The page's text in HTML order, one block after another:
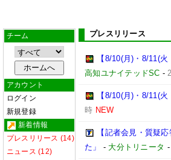
チーム
アカウント
ログイン
新規登録
新着情報
プレスリリース (14)
ニュース (12)
プレスリリース
【8/10(月)・8/11(
高知ユナイテッドSC -
【8/10(月)・8/11(
時 NEW
【記者会見・質疑
た」
- 大分トリニータ -